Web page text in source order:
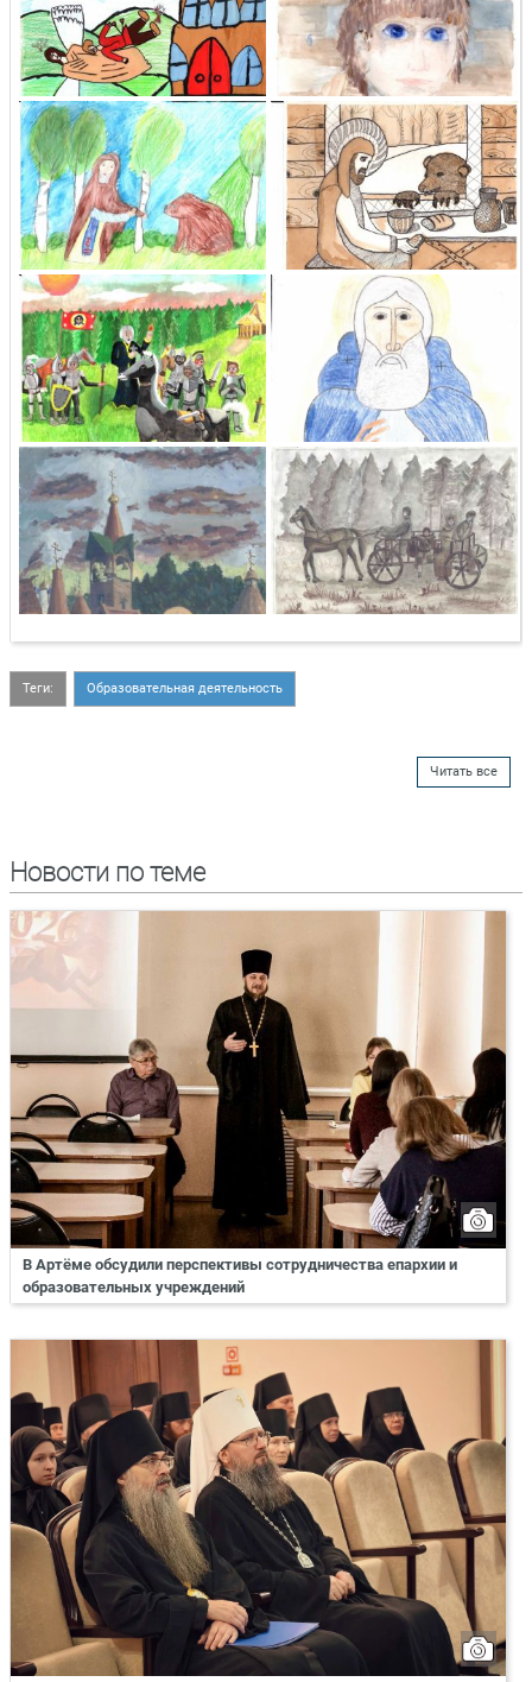
Теги: Образовательная деятельность
Читать все
Новости по теме
В Артёме обсудили перспективы сотрудничества епархии и
образовательных учреждений